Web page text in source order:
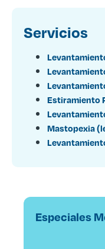
Servicios
Estiramiento
Mastopexia
Especiales